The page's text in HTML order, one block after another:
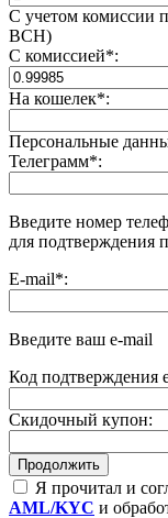
С учетом комиссии
BCH)
С комиссией*:
На кошелек*:
Персональные
Телеграмм*:
Введите номер
для подтверждения
E-mail*:
Введите ваш e-mail
Код подтверждения
Скидочный купон:
Я прочитал и
AML/KYC и